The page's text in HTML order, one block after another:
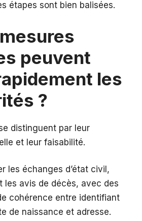
étapes sont bien balisées.
peuvent
les
?
distinguent par leur
et leur faisabilité.
les échanges d’état civil,
les avis de décès, avec des
cohérence entre identifiant
de naissance et adresse.